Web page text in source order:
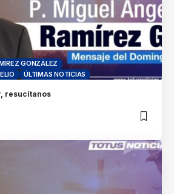
GONZÁLEZ
ÚLTIMAS NOTICIAS
resucítanos